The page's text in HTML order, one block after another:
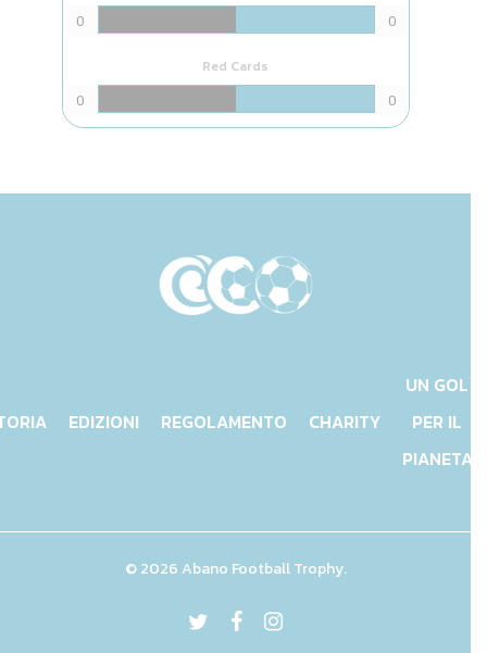
0 0
Red Cards
0 0
EDIZIONI REGOLAMENTO CHARITY
UN GOL
PER IL
PIANETA
© 2026 Abano Football Trophy.
twitterfacebookinstagram